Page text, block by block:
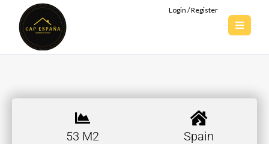
Login / Register
53 M2 Spain